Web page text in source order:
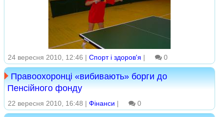
24 вересня 2010, 12:46 | Спорт і здоров'я | 0
Правоохоронці «вибивають» борги до
Пенсійного фонду
22 вересня 2010, 16:48 | Фінанси | 0